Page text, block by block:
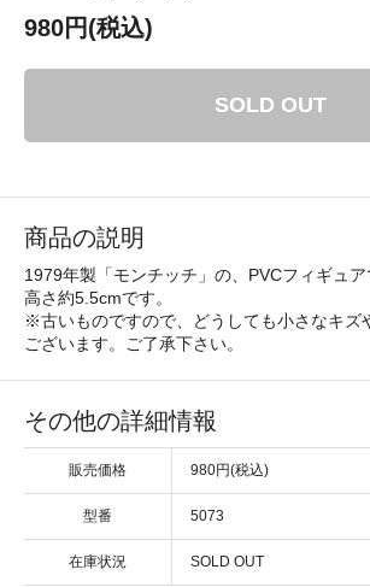
980円(税込)
SOLD OUT
商品の説明
1979年製「モンチッチ」の、PVCフィギュア
高さ約5.5cmです。
※古いものですので、どうしても小さなキズ
ございます。ご了承下さい。
その他の詳細情報
販売価格 980円(税込)
型番 5073
在庫状況 SOLD OUT